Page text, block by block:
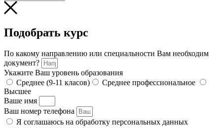
Подобрать курс
По какому направлению или специальности Вам необходим
документ?
Укажите Ваш уровень образования
Среднее (9-11 класов)
Среднее профессиональное
Высшее
Ваше имя
Ваш номер телефона
Я соглашаюсь на обработку персональных данных